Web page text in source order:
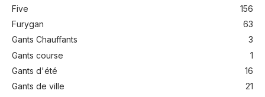
Five
156
Furygan
63
Gants Chauffants
3
Gants course
1
Gants d'été
16
Gants de ville
21